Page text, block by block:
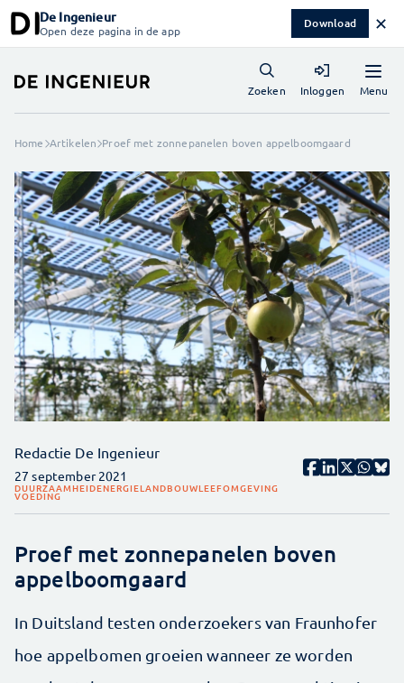
De Ingenieur
Open deze pagina in de app Download ✕
Menu
Zoeken Inloggen
Home Artikelen Proef met zonnepanelen boven appelboomgaard
Redactie De Ingenieur
27 september 2021
DUURZAAMHEIDENERGIELANDBOUWLEEFOMGEVING
VOEDING
Proef met zonnepanelen boven
appelboomgaard
In Duitsland testen onderzoekers van Fraunhofer
hoe appelbomen groeien wanneer ze worden